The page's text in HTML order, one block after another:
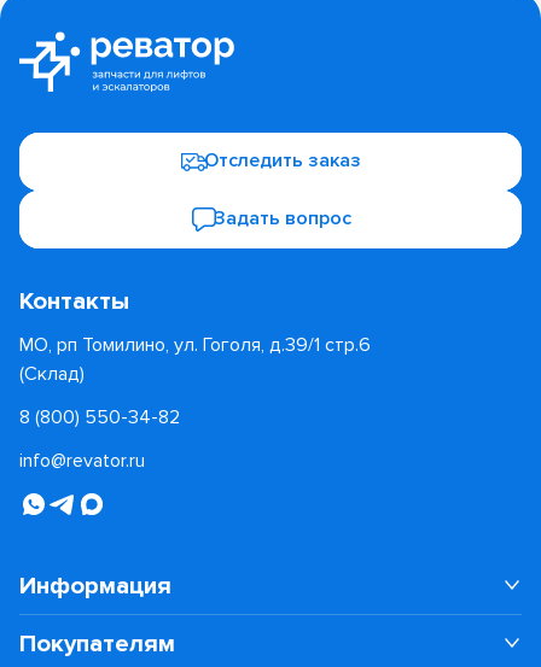
Отследить заказ
Задать вопрос
Контакты
МО, рп Томилино, ул. Гоголя, д.39/1 стр.6
(Склад)
8 (800) 550-34-82
info@revator.ru
Информация
Покупателям